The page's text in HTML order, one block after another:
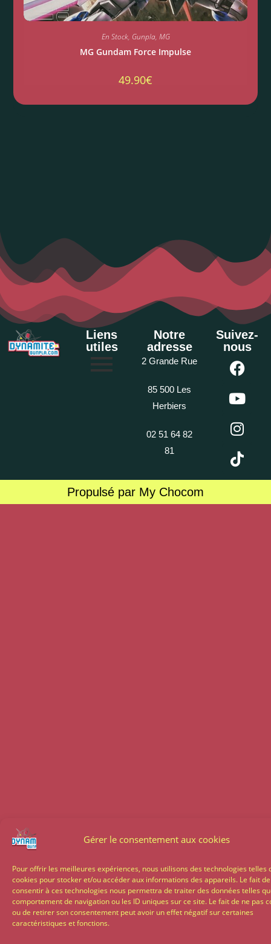
Gérer le consentement aux cookies
Pour offrir les meilleures expériences, nous utilisons des technologies telles
cookies pour stocker et/ou accéder aux informations des appareils. Le fait de
consentir à ces technologies nous permettra de traiter des données telles
comportement de navigation ou les ID uniques sur ce site. Le fait de ne pas
ou de retirer son consentement peut avoir un effet négatif sur certaines
caractéristiques et fonctions.
En Stock, Gunpla, MG
MG Gundam Force Impulse
49.90€
Liens
utiles
Notre
adresse
2 Grande Rue
85 500 Les
Herbiers
02 51 64 82
81
Suivez-
nous
Propulsé par My Chocom